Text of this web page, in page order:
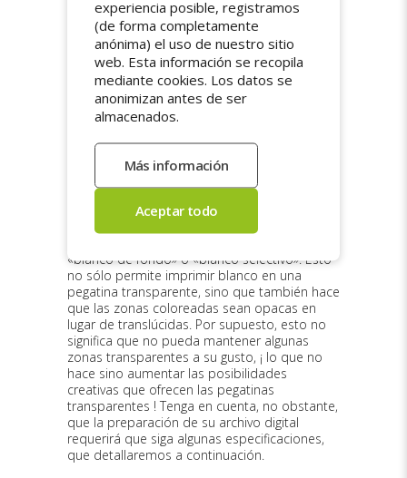
lo que sea 100% blanco en su archivo gráfico
será transparente en la pegatina, y los colores
compuestos a partir de una mezcla con
blanco no contendrán nada de blanco (el gris,
por ejemplo, sólo contendrá una cantidad
muy pequeña de negro). Esto significa que los
colores serán translúcidos, dejando ver el
pegada su pegatina.
pegatinas transparentes con blanco,
podemos aplicar específicamente una capa
de tinta blanca opaca antes de aplicar los
«blanco de fondo» o «blanco selectivo». Esto
no sólo permite imprimir blanco en una
pegatina transparente, sino que también hace
que las zonas coloreadas sean opacas en
lugar de translúcidas. Por supuesto, esto no
significa que no pueda mantener algunas
zonas transparentes a su gusto, ¡ lo que no
hace sino aumentar las posibilidades
creativas que ofrecen las pegatinas
transparentes ! Tenga en cuenta, no obstante,
que la preparación de su archivo digital
requerirá que siga algunas especificaciones,
que detallaremos a continuación.
experiencia posible, registramos
(de forma completamente
anónima) el uso de nuestro sitio
web. Esta información se recopila
mediante cookies. Los datos se
anonimizan antes de ser
almacenados.